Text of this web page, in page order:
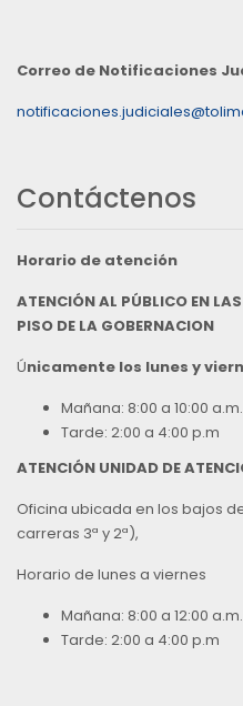
Correo de Notificaciones
Contáctenos
Horario de atención
ATENCIÓN AL PÚBLICO EN
PISO DE LA GOBERNACION
Únicamente los lunes y
Mañana: 8:00 a 10:00 a.m.
Tarde: 2:00 a 4:00 p.m
ATENCIÓN UNIDAD DE
Oficina ubicada en los bajos
carreras 3ª y 2ª),
Horario de lunes a viernes
Mañana: 8:00 a 12:00 a.m.
Tarde: 2:00 a 4:00 p.m